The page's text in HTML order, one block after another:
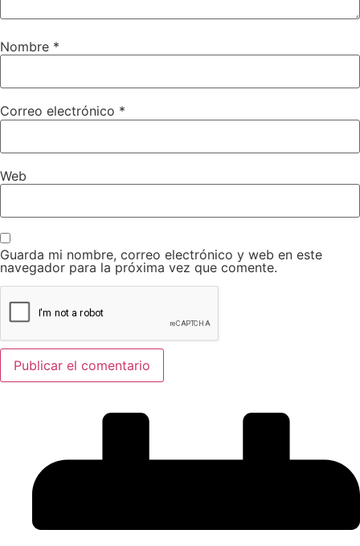
Nombre *
Correo electrónico *
Web
Guarda mi nombre, correo electrónico y web en este
navegador para la próxima vez que comente.